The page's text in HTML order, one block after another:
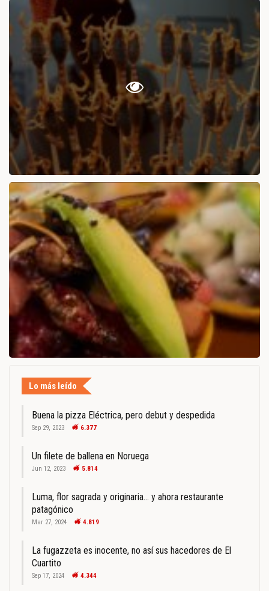
Lo más leído
Buena la pizza Eléctrica, pero debut y despedida
Sep 29, 2023 6.377
Un filete de ballena en Noruega
Jun 12, 2023 5.814
Luma, flor sagrada y originaria… y ahora restaurante
patagónico
Mar 27, 2024 4.819
La fugazzeta es inocente, no así sus hacedores de El
Cuartito
Sep 17, 2024 4.344